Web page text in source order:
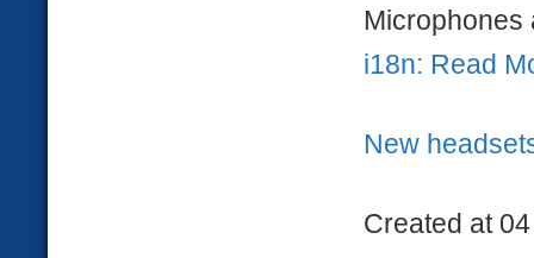
Microphones
i18n: Read
New
Created at